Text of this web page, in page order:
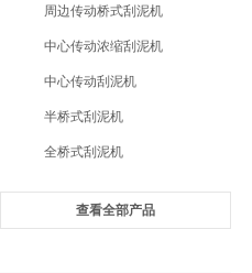
周边传动桥式刮泥机
中心传动浓缩刮泥机
中心传动刮泥机
半桥式刮泥机
全桥式刮泥机
查看全部产品